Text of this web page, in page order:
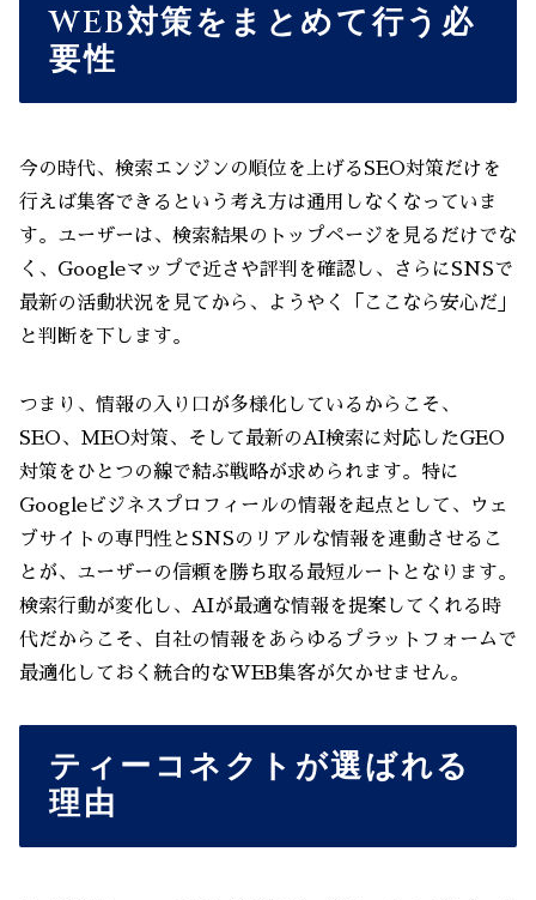
WEB対策をまとめて行う必
要性
今の時代、検索エンジンの順位を上げるSEO対策だけを
行えば集客できるという考え方は通用しなくなっていま
す。ユーザーは、検索結果のトップページを見るだけでな
く、Googleマップで近さや評判を確認し、さらにSNSで
最新の活動状況を見てから、ようやく「ここなら安心だ」
と判断を下します。
つまり、情報の入り口が多様化しているからこそ、
SEO、MEO対策、そして最新のAI検索に対応したGEO
対策をひとつの線で結ぶ戦略が求められます。特に
Googleビジネスプロフィールの情報を起点として、ウェ
ブサイトの専門性とSNSのリアルな情報を連動させるこ
とが、ユーザーの信頼を勝ち取る最短ルートとなります。
検索行動が変化し、AIが最適な情報を提案してくれる時
代だからこそ、自社の情報をあらゆるプラットフォームで
最適化しておく統合的なWEB集客が欠かせません。
ティーコネクトが選ばれる
理由